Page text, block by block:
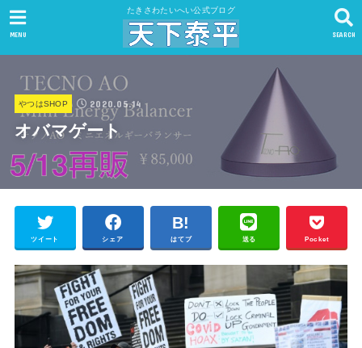
たきさわたいへい公式ブログ
SEARCH
MENU
やつはSHOP 2020.05.14
オバマゲート
ツイート シェア はてブ 送る Pocket